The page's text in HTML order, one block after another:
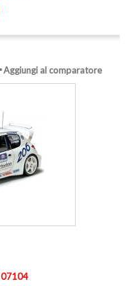
Aggiungi al comparatore
07104